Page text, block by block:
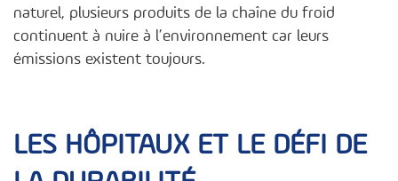
naturel, plusieurs produits de la chaîne du froid
continuent à nuire à l’environnement car leurs
émissions existent toujours.
LES HÔPITAUX ET LE DÉFI DE